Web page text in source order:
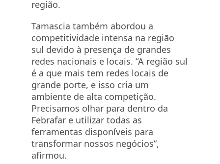
região.
Tamascia também abordou a
competitividade intensa na região
sul devido à presença de grandes
redes nacionais e locais. “A região sul
é a que mais tem redes locais de
grande porte, e isso cria um
ambiente de alta competição.
Precisamos olhar para dentro da
Febrafar e utilizar todas as
ferramentas disponíveis para
transformar nossos negócios”,
afirmou.